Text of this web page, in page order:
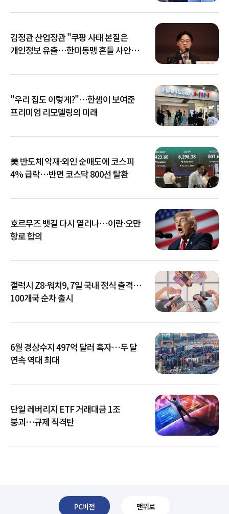
김정관 산업장관 "쿠팡 사태 본질은
개인정보 유출…한미동맹 흔들 사안
"우리 집도 이렇게?"…한샘이 보여준
프리미엄 리모델링의 미래
美 반도체 악재·외인 순매도에 코스피
4% 급락…반면 코스닥 800선 탈환
호르무즈 뱃길 다시 열리나…이란·오만
항로 합의
갤럭시 Z8·워치9, 7일 국내 정식 출격…
100개국 순차 출시
6월 경상수지 497억 달러 흑자…두 달
연속 역대 최대
단일 레버리지 ETF 거래대금 1조
붕괴…규제 직격탄
PC버전 맨위로